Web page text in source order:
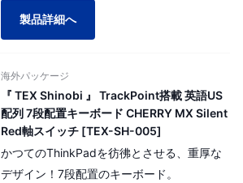
製品詳細へ
海外パッケージ
『 TEX Shinobi 』 TrackPoint搭載 英語US
配列 7段配置キーボード CHERRY MX Silent
Red軸スイッチ [TEX-SH-005]
かつてのThinkPadを彷彿とさせる、重厚な
デザイン！7段配置のキーボード。